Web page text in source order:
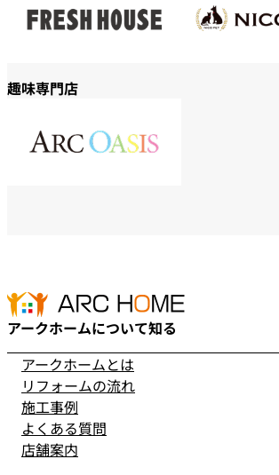
趣味専門店
アークホームについて知る
アークホームとは
リフォームの流れ
施工事例
よくある質問
店舗案内